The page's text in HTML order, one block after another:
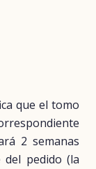
que el tomo
2 semanas
del pedido (la